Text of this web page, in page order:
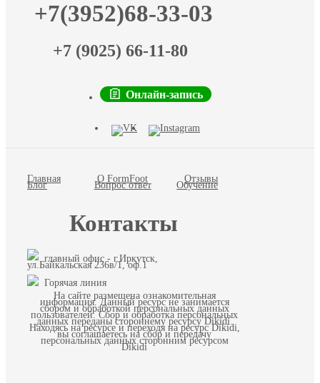
+7(3952)68-33-03
+7 (9025) 66-11-80
Онлайн-запись
Главная О FormFoot Отзывы
Блог Вопрос ответ Обучение
Контакты
главный офис - г.Иркутск,
ул.Байкальская 236в/1, оф.1
Горячая линия
На сайте размещена ознакомительная
информация. Данный ресурс не занимается
сбором и обработкой персональных данных
пользователей. Сбор и обработка персональных
данных переданы стороннему ресурсу Dikidi.
Находясь на ресурсе и переходя на ресурс Dikidi,
вы соглашаетесь на сбор и передачу
персональных данных сторонним ресурсом
Dikidi